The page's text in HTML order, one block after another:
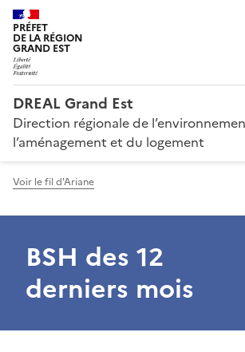
PRÉFET
DE LA RÉGION
GRAND EST
DREAL Grand Est
Direction régionale de
l’aménagement et du logement
Voir le fil d'Ariane
BSH des 12
derniers mois